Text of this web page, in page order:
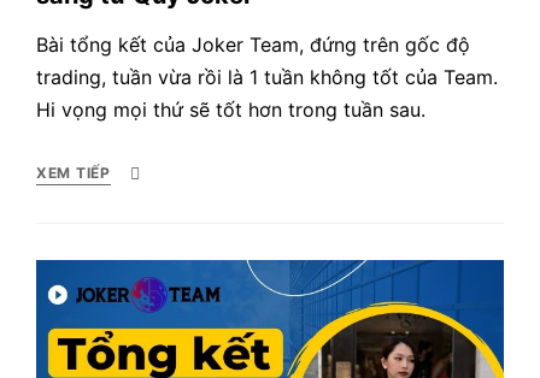
Bài tổng kết của Joker Team, đứng trên gốc độ
trading, tuần vừa rồi là 1 tuần không tốt của Team.
Hi vọng mọi thứ sẽ tốt hơn trong tuần sau.
XEM TIẾP